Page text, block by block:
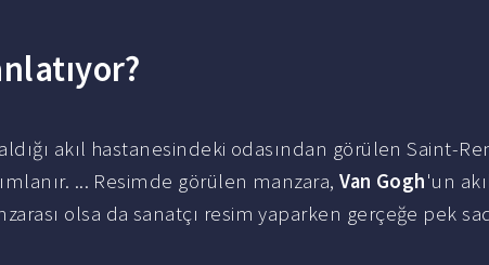
akıl hastanesindeki odasından görülen Saint-
... Resimde görülen manzara,Van Gogh'un
olsa da sanatçı resim yaparken gerçeğe pek